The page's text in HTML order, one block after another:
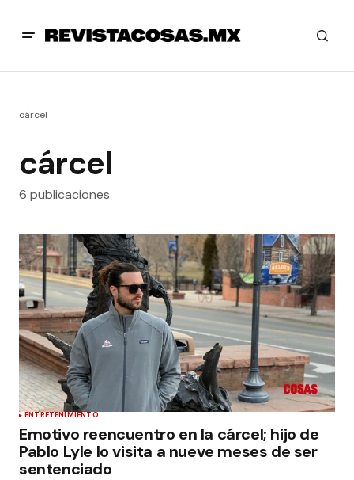
cárcel
cárcel
6 publicaciones
ENTRETENIMIENTO
Emotivo reencuentro en la cárcel; hijo de
Pablo Lyle lo visita a nueve meses de ser
sentenciado